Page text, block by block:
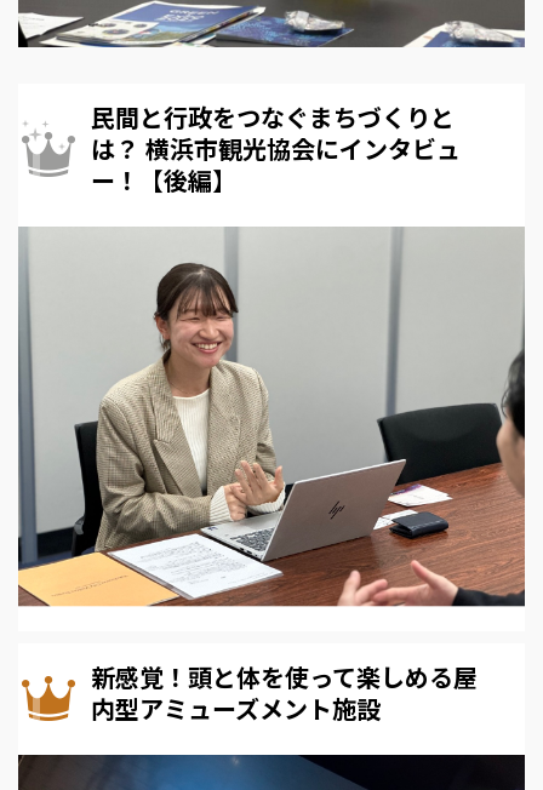
民間と行政をつなぐまちづくりと
は？ 横浜市観光協会にインタビュ
ー！【後編】
新感覚！頭と体を使って楽しめる屋
内型アミューズメント施設